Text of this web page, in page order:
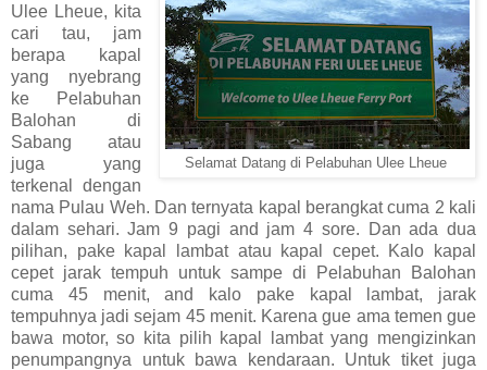
Selamat Datang di Pelabuhan Ulee Lheue
Ulee Lheue, kita
cari tau, jam
berapa kapal
yang nyebrang
ke Pelabuhan
Balohan di
Sabang atau
juga yang
terkenal dengan
nama Pulau Weh. Dan ternyata kapal berangkat cuma 2 kali
dalam sehari. Jam 9 pagi and jam 4 sore. Dan ada dua
pilihan, pake kapal lambat atau kapal cepet. Kalo kapal
cepet jarak tempuh untuk sampe di Pelabuhan Balohan
cuma 45 menit, and kalo pake kapal lambat, jarak
tempuhnya jadi sejam 45 menit. Karena gue ama temen gue
bawa motor, so kita pilih kapal lambat yang mengizinkan
penumpangnya untuk bawa kendaraan. Untuk tiket juga